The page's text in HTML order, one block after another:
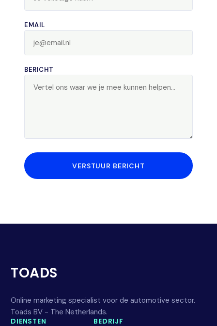
EMAIL
BERICHT
VERSTUUR BERICHT
TOADS
Online marketing specialist voor de automotive sector.
Toads BV - The Netherlands.
DIENSTEN
BEDRIJF